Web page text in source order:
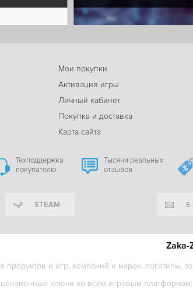
Мои покупки
Активация игры
Личный кабинет
Покупка и доставка
Карта сайта
Техподдержка
покупателю
Тысячи реальных
отзывов
STEAM
и игр, компаний и марок, логотипы,
ключи ко всем игровым платформам:
Zaka-